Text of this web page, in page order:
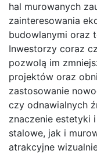
hal murowanych
zainteresowania
budowlanymi oraz
Inwestorzy coraz
pozwolą im
projektów oraz
zastosowanie
czy odnawialnych
znaczenie estetyki
stalowe, jak i
atrakcyjne